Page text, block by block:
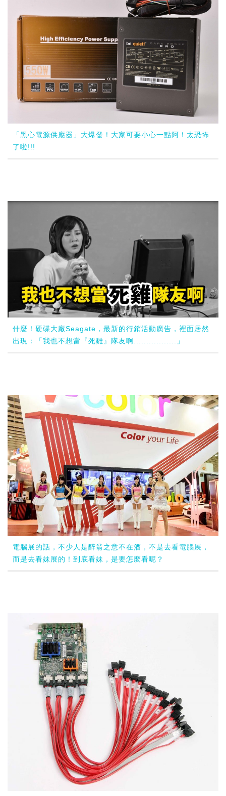
「黑心電源供應器」大爆發！大家可要小心一點阿！太恐怖
了啦!!!
什麼！硬碟大廠Seagate，最新的行銷活動廣告，裡面居然
出現：「我也不想當『死雞』隊友啊.................」
電腦展的話，不少人是醉翁之意不在酒，不是去看電腦展，
而是去看妹展的！到底看妹，是要怎麼看呢？